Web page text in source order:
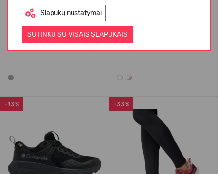
Slapukų nustatymai
SUTINKU SU VISAIS SLAPUKAIS
Columbia Konos TRS Shoe
Women's
64,99 €99.99(-35%)
Women's
64,99 €
-13% -33%